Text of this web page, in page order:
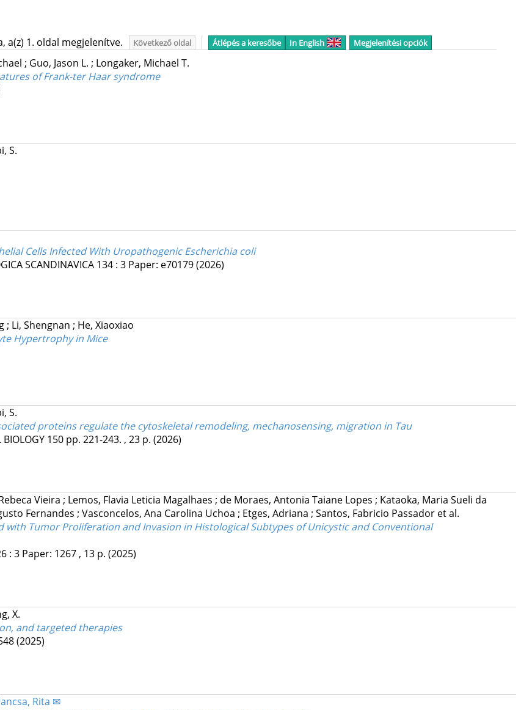
a(z) 1. oldal megjelenítve. Következő oldal Átlépés a keresőbe In English Megjelenítési opciók
; Guo, Jason L. ; Longaker, Michael T.
of Frank-ter Haar syndrome
S.
Cells Infected With Uropathogenic Escherichia coli
SCANDINAVICA 134: 3 Paper: e70179(2026)
; Li, Shengnan ; He, Xiaoxiao
Hypertrophy in Mice
S.
proteins regulate the cytoskeletal remodeling, mechanosensing, migration in Tau
BIOLOGY 150 pp. 221-243. , 23 p. (2026)
Vieira ; Lemos, Flavia Leticia Magalhaes ; de Moraes, Antonia Taiane Lopes ; Kataoka, Maria Sueli da
Fernandes ; Vasconcelos, Ana Carolina Uchoa ; Etges, Adriana ; Santos, Fabricio Passador et al.
Tumor Proliferation and Invasion in Histological Subtypes of Unicystic and Conventional
: 3 Paper: 1267 , 13 p. (2025)
X.
and targeted therapies
(2025)
Rita ✉